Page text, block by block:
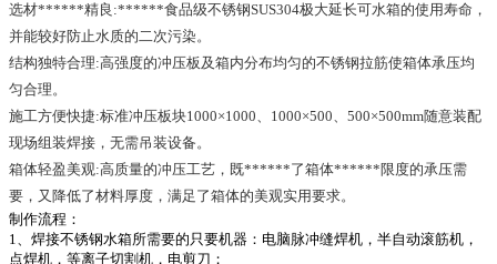
选材******精良:******食品级不锈钢SUS304极大延长可水箱的使用寿命，
并能较好防止水质的二次污染。
结构独特合理:高强度的冲压板及箱内分布均匀的不锈钢拉筋使箱体承压均
匀合理。
施工方便快捷:标准冲压板块1000×1000、1000×500、500×500mm随意装配
现场组装焊接，无需吊装设备。
箱体轻盈美观:高质量的冲压工艺，既******了箱体******限度的承压需
要，又降低了材料厚度，满足了箱体的美观实用要求。
制作流程：
1、焊接不锈钢水箱所需要的只要机器：电脑脉冲缝焊机，半自动滚筋机，
点焊机，等离子切割机，电剪刀；